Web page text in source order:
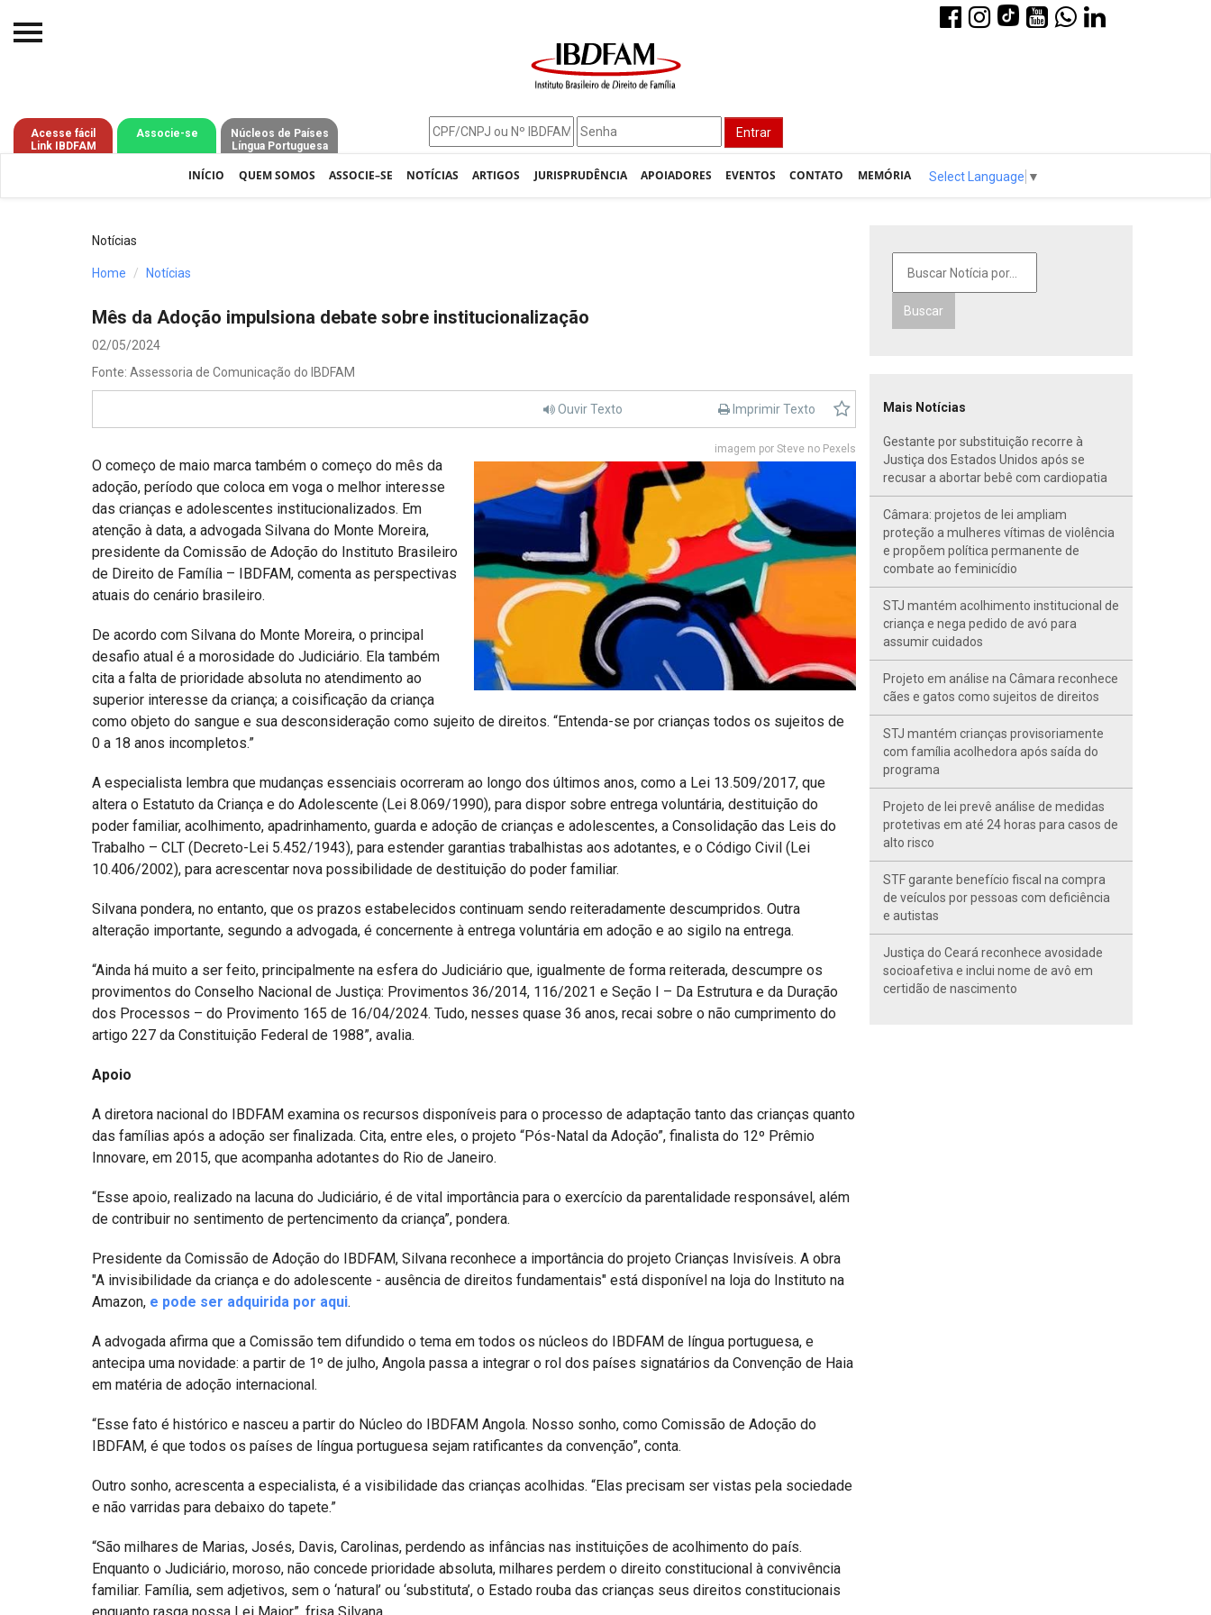
Entrar
Acesse fácil
Link IBDFAM
Associe-se
Núcleos de Países
Língua Portuguesa
INÍCIO QUEM SOMOS ASSOCIE–SE NOTÍCIAS ARTIGOS JURISPRUDÊNCIA APOIADORES EVENTOS CONTATO MEMÓRIA Select Language ▼
O IBDFAM
Notícias
Jurisprudência
Processos - IBDFAM
Alienação Parental
Encontre um Escritório
IBDFAM Educacional
Acessibilidade
Notícias
Home Notícias
Mês da Adoção impulsiona debate sobre institucionalização
02/05/2024
Fonte: Assessoria de Comunicação do IBDFAM
Ouvir Texto Imprimir Texto
imagem por Steve no Pexels
O começo de maio marca também o começo do mês da
adoção, período que coloca em voga o melhor interesse
das crianças e adolescentes institucionalizados. Em
atenção à data, a advogada Silvana do Monte Moreira,
presidente da Comissão de Adoção do Instituto Brasileiro
de Direito de Família – IBDFAM, comenta as perspectivas
atuais do cenário brasileiro.
De acordo com Silvana do Monte Moreira, o principal
desafio atual é a morosidade do Judiciário. Ela também
cita a falta de prioridade absoluta no atendimento ao
superior interesse da criança; a coisificação da criança
como objeto do sangue e sua desconsideração como sujeito de direitos. “Entenda-se por crianças todos os sujeitos de
0 a 18 anos incompletos.”
A especialista lembra que mudanças essenciais ocorreram ao longo dos últimos anos, como a Lei 13.509/2017, que
altera o Estatuto da Criança e do Adolescente (Lei 8.069/1990), para dispor sobre entrega voluntária, destituição do
poder familiar, acolhimento, apadrinhamento, guarda e adoção de crianças e adolescentes, a Consolidação das Leis do
Trabalho – CLT (Decreto-Lei 5.452/1943), para estender garantias trabalhistas aos adotantes, e o Código Civil (Lei
10.406/2002), para acrescentar nova possibilidade de destituição do poder familiar.
Silvana pondera, no entanto, que os prazos estabelecidos continuam sendo reiteradamente descumpridos. Outra
alteração importante, segundo a advogada, é concernente à entrega voluntária em adoção e ao sigilo na entrega.
“Ainda há muito a ser feito, principalmente na esfera do Judiciário que, igualmente de forma reiterada, descumpre os
provimentos do Conselho Nacional de Justiça: Provimentos 36/2014, 116/2021 e Seção I – Da Estrutura e da Duração
dos Processos – do Provimento 165 de 16/04/2024. Tudo, nesses quase 36 anos, recai sobre o não cumprimento do
artigo 227 da Constituição Federal de 1988”, avalia.
Apoio
A diretora nacional do IBDFAM examina os recursos disponíveis para o processo de adaptação tanto das crianças quanto
das famílias após a adoção ser finalizada. Cita, entre eles, o projeto “Pós-Natal da Adoção”, finalista do 12º Prêmio
Innovare, em 2015, que acompanha adotantes do Rio de Janeiro.
“Esse apoio, realizado na lacuna do Judiciário, é de vital importância para o exercício da parentalidade responsável, além
de contribuir no sentimento de pertencimento da criança”, pondera.
Presidente da Comissão de Adoção do IBDFAM, Silvana reconhece a importância do projeto Crianças Invisíveis. A obra
"A invisibilidade da criança e do adolescente - ausência de direitos fundamentais" está disponível na loja do Instituto na
Amazon, e pode ser adquirida por aqui.
A advogada afirma que a Comissão tem difundido o tema em todos os núcleos do IBDFAM de língua portuguesa, e
antecipa uma novidade: a partir de 1º de julho, Angola passa a integrar o rol dos países signatários da Convenção de Haia
em matéria de adoção internacional.
“Esse fato é histórico e nasceu a partir do Núcleo do IBDFAM Angola. Nosso sonho, como Comissão de Adoção do
IBDFAM, é que todos os países de língua portuguesa sejam ratificantes da convenção”, conta.
Outro sonho, acrescenta a especialista, é a visibilidade das crianças acolhidas. “Elas precisam ser vistas pela sociedade
e não varridas para debaixo do tapete.”
“São milhares de Marias, Josés, Davis, Carolinas, perdendo as infâncias nas instituições de acolhimento do país.
Enquanto o Judiciário, moroso, não concede prioridade absoluta, milhares perdem o direito constitucional à convivência
familiar. Família, sem adjetivos, sem o ‘natural’ ou ‘substituta’, o Estado rouba das crianças seus direitos constitucionais
Buscar
Mais Notícias
Gestante por substituição recorre à
Justiça dos Estados Unidos após se
recusar a abortar bebê com cardiopatia
Câmara: projetos de lei ampliam
proteção a mulheres vítimas de violência
e propõem política permanente de
combate ao feminicídio
STJ mantém acolhimento institucional de
criança e nega pedido de avó para
assumir cuidados
Projeto em análise na Câmara reconhece
cães e gatos como sujeitos de direitos
STJ mantém crianças provisoriamente
com família acolhedora após saída do
programa
Projeto de lei prevê análise de medidas
protetivas em até 24 horas para casos de
alto risco
STF garante benefício fiscal na compra
de veículos por pessoas com deficiência
e autistas
Justiça do Ceará reconhece avosidade
socioafetiva e inclui nome de avô em
certidão de nascimento